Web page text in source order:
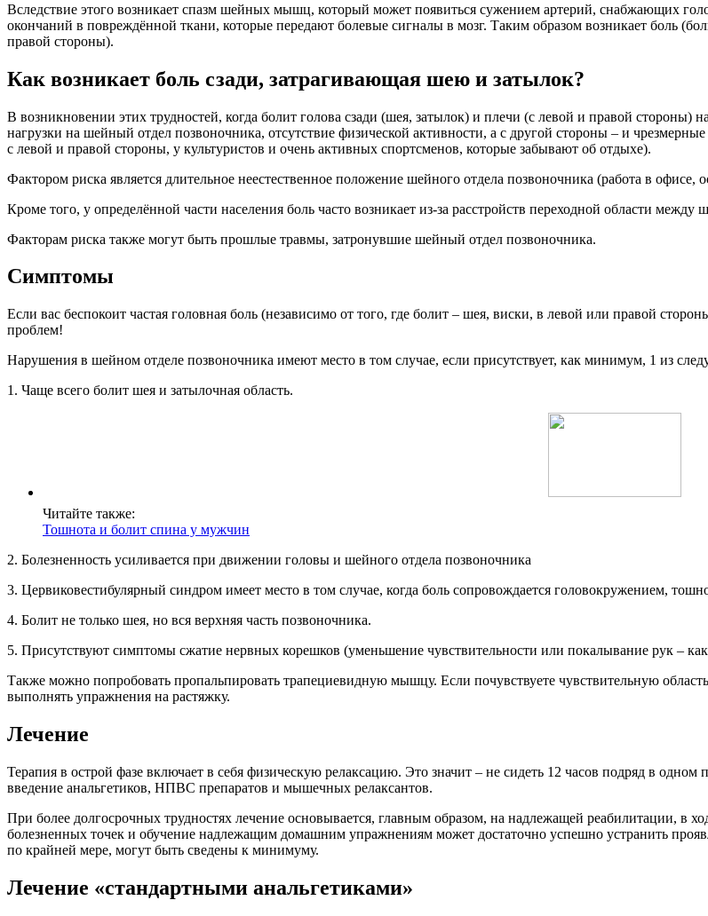
Вследствие этого возникает спазм шейных мышц, который может появиться сужением артерий, снабжающих
окончаний в повреждённой ткани, которые передают болевые сигналы в мозг. Таким образом возникает боль
правой стороны).
Как возникает боль сзади, затрагивающая шею и затылок?
В возникновении этих трудностей, когда болит голова сзади (шея, затылок) и плечи (с левой и правой стороны)
нагрузки на шейный отдел позвоночника, отсутствие физической активности, а с другой стороны – и
с левой и правой стороны, у культуристов и очень активных спортсменов, которые забывают об отдыхе).
Фактором риска является длительное неестественное положение шейного отдела позвоночника (работа в
Кроме того, у определённой части населения боль часто возникает из-за расстройств переходной области
Факторам риска также могут быть прошлые травмы, затронувшие шейный отдел позвоночника.
Симптомы
Если вас беспокоит частая головная боль (независимо от того, где болит – шея, виски, в левой или правой
проблем!
Нарушения в шейном отделе позвоночника имеют место в том случае, если присутствует, как минимум, 1 из
1. Чаще всего болит шея и затылочная область.
Читайте также:
Тошнота и болит спина у мужчин
2. Болезненность усиливается при движении головы и шейного отдела позвоночника
3. Цервиковестибулярный синдром имеет место в том случае, когда боль сопровождается головокружением,
4. Болит не только шея, но вся верхняя часть позвоночника.
5. Присутствуют симптомы сжатие нервных корешков (уменьшение чувствительности или покалывание рук –
Также можно попробовать пропальпировать трапециевидную мышцу. Если почувствуете чувствительную
выполнять упражнения на растяжку.
Лечение
Терапия в острой фазе включает в себя физическую релаксацию. Это значит – не сидеть 12 часов подряд в
введение анальгетиков, НПВС препаратов и мышечных релаксантов.
При более долгосрочных трудностях лечение основывается, главным образом, на надлежащей реабилитации, в
болезненных точек и обучение надлежащим домашним упражнениям может достаточно успешно устранить
по крайней мере, могут быть сведены к минимуму.
Лечение «стандартными анальгетиками»